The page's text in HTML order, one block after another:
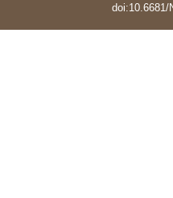
doi:10.6681/